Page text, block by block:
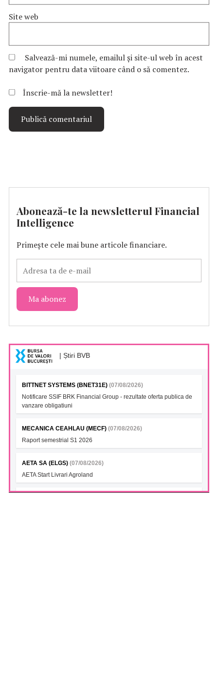
Site web
Salvează-mi numele, emailul și site-ul web în acest
navigator pentru data viitoare când o să comentez.
Înscrie-mă la newsletter!
Abonează-te la newsletterul Financial
Intelligence
Primește cele mai bune articole financiare.
| Știri BVB
BITTNET SYSTEMS (BNET31E) (07/08/2026)
Notificare SSIF BRK Financial Group - rezultate oferta publica de
vanzare obligatiuni
MECANICA CEAHLAU (MECF) (07/08/2026)
Raport semestrial S1 2026
AETA SA (ELGS) (07/08/2026)
AETA Start Livrari Agroland